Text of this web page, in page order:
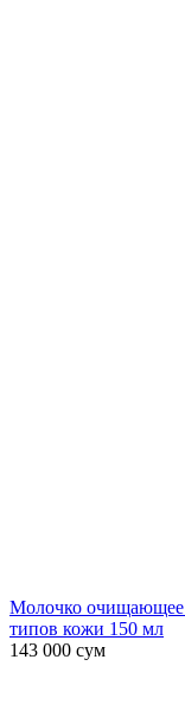
Молочко очищающее
типов кожи 150 мл
143 000 сум